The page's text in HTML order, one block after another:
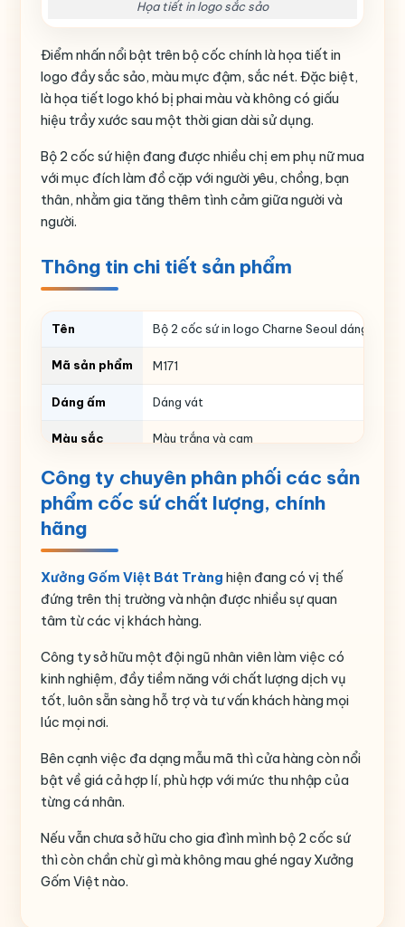
Họa tiết in logo sắc sảo
Điểm nhấn nổi bật trên bộ cốc chính là họa tiết in
logo đầy sắc sảo, màu mực đậm, sắc nét. Đặc biệt,
là họa tiết logo khó bị phai màu và không có giấu
hiệu trầy xước sau một thời gian dài sử dụng.
Bộ 2 cốc sứ hiện đang được nhiều chị em phụ nữ mua
với mục đích làm đồ cặp với người yêu, chồng, bạn
thân, nhằm gia tăng thêm tình cảm giữa người và
người.
Thông tin chi tiết sản phẩm
Tên Bộ 2 cốc sứ in logo Charne Seoul dáng vát
Mã sản phẩm M171
Dáng ấm Dáng vát
Màu sắc Màu trắng và cam
Thể tích ml
Họa tiết In chữ
Nguồn gốc
Công ty chuyên phân phối các sản
phẩm cốc sứ chất lượng, chính
hãng
Xưởng Gốm Việt Bát Tràng hiện đang có vị thế
đứng trên thị trường và nhận được nhiều sự quan
tâm từ các vị khách hàng.
Công ty sở hữu một đội ngũ nhân viên làm việc có
kinh nghiệm, đầy tiềm năng với chất lượng dịch vụ
tốt, luôn sẵn sàng hỗ trợ và tư vấn khách hàng mọi
lúc mọi nơi.
Bên cạnh việc đa dạng mẫu mã thì cửa hàng còn nổi
bật về giá cả hợp lí, phù hợp với mức thu nhập của
từng cá nhân.
Nếu vẫn chưa sở hữu cho gia đình mình bộ 2 cốc sứ
thì còn chần chừ gì mà không mau ghé ngay Xưởng
Gốm Việt nào.